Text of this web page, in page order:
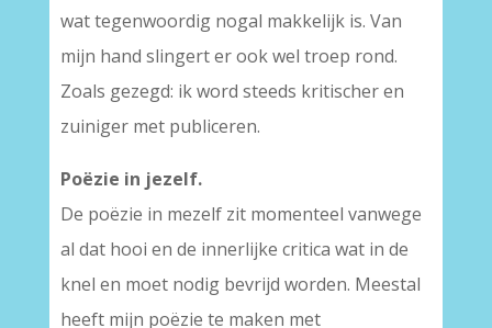
wat tegenwoordig nogal makkelijk is. Van
mijn hand slingert er ook wel troep rond.
Zoals gezegd: ik word steeds kritischer en
zuiniger met publiceren.
Poëzie in jezelf.
De poëzie in mezelf zit momenteel vanwege
al dat hooi en de innerlijke critica wat in de
knel en moet nodig bevrijd worden. Meestal
heeft mijn poëzie te maken met